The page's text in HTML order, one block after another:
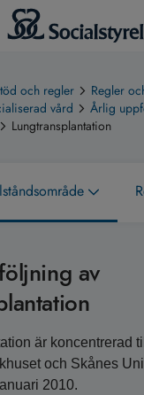
och regler
Regler
vård
Årlig
Lungtransplantation
av
är koncentrerad
och Skånes
2010.